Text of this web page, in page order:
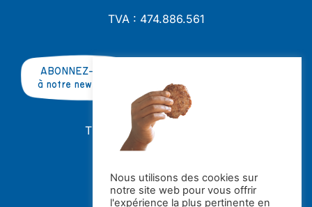
TVA : 474.886.561
ABONNEZ-VOUS
à notre newsletter
TRAVAILLER AVEC NOUS ?
STAGES
Avec le soutien de la
Nous utilisons des cookies sur
notre site web pour vous offrir
l'expérience la plus pertinente en